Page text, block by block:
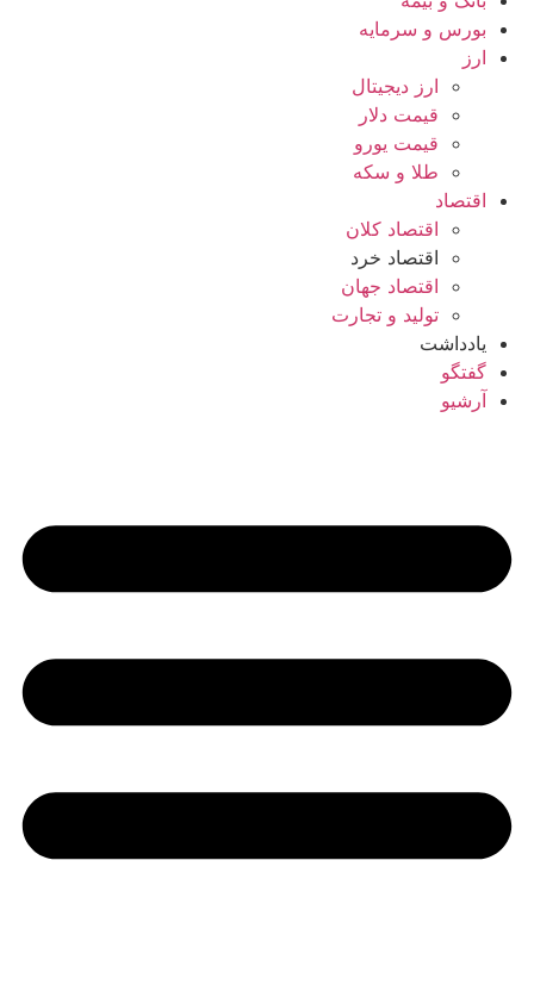
بورس و سرمایه
ارز
ارز دیجیتال
قیمت دلار
قیمت یورو
طلا و سکه
اقتصاد
اقتصاد کلان
اقتصاد خرد
اقتصاد جهان
تولید و تجارت
یادداشت
گفتگو
آرشیو